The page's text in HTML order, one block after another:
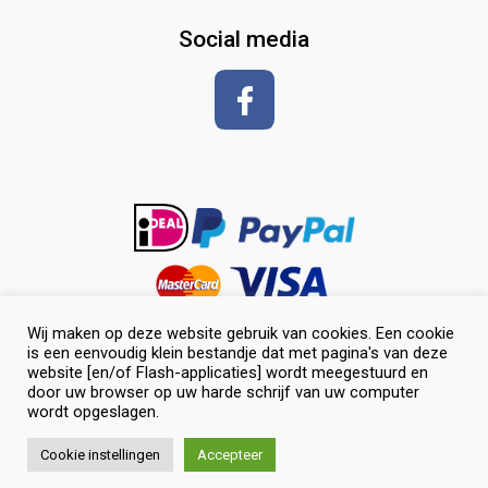
vlechten en toiletteren
Social media
makendoor Chuck's
Wij maken op deze website gebruik van cookies. Een cookie
is een eenvoudig klein bestandje dat met pagina's van deze
website [en/of Flash-applicaties] wordt meegestuurd en
door uw browser op uw harde schrijf van uw computer
wordt opgeslagen.
Cookie instellingen Accepteer